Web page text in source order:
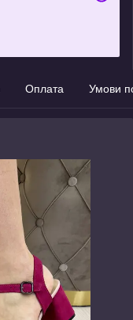
Оплата Умови